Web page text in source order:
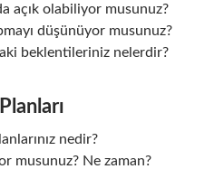
açık olabiliyor musunuz?
düşünüyor musunuz?
beklentileriniz nelerdir?
nedir?
musunuz? Ne zaman?